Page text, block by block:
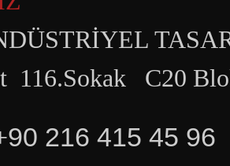
116.Sokak C20
90 216 415 45 96